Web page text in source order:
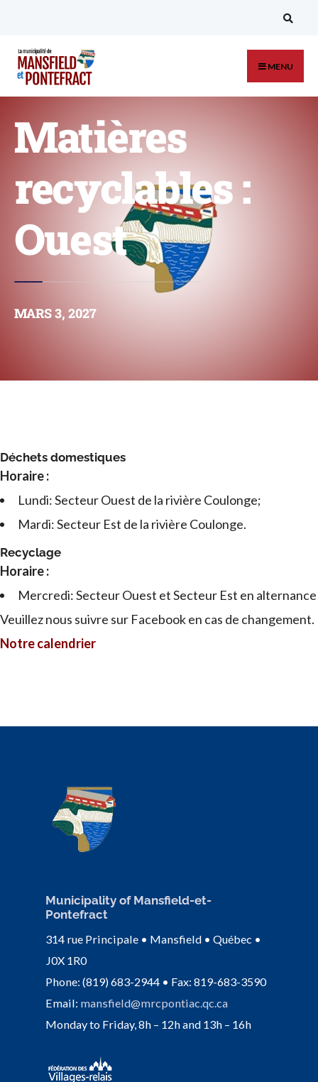
MENU
Matières
recyclables :
Ouest
MARS 3, 2027
Déchets domestiques
Horaire :
Lundi: Secteur Ouest de la rivière Coulonge;
Mardi: Secteur Est de la rivière Coulonge.
Recyclage
Horaire :
Mercredi: Secteur Ouest et Secteur Est en alternance
Veuillez nous suivre sur Facebook en cas de changement.
Notre calendrier
Municipality of Mansfield-et-
Pontefract
314 rue Principale • Mansfield • Québec •
J0X 1R0
Phone: (819) 683-2944 • Fax: 819-683-3590
Email: mansfield@mrcpontiac.qc.ca
Monday to Friday, 8h – 12h and 13h – 16h